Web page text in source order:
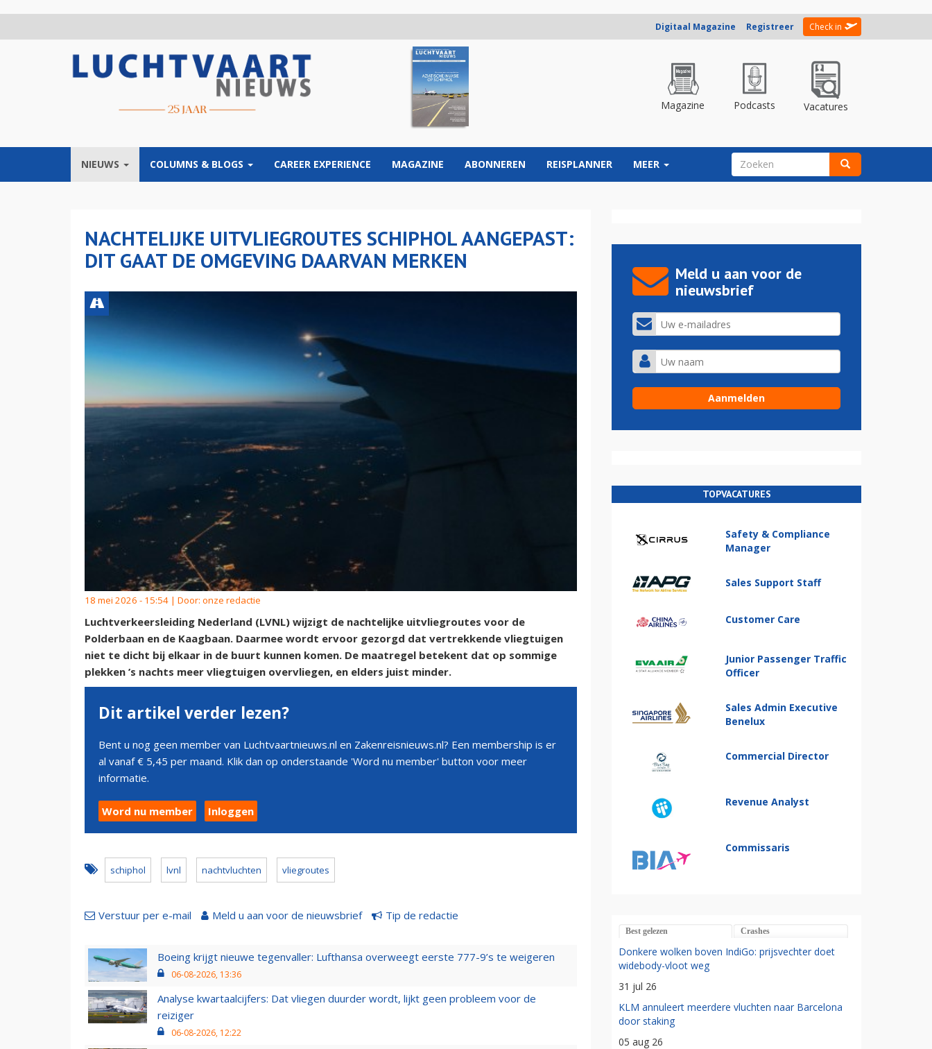
Digitaal Magazine Registreer Check in
Magazine Podcasts Vacatures
NIEUWS COLUMNS & BLOGS CAREER EXPERIENCE MAGAZINE ABONNEREN REISPLANNER MEER ZOEKVELD
NACHTELIJKE UITVLIEGROUTES SCHIPHOL AANGEPAST:
DIT GAAT DE OMGEVING DAARVAN MERKEN
18 mei 2026 - 15:54 | Door: onze redactie
Luchtverkeersleiding Nederland (LVNL) wijzigt de nachtelijke uitvliegroutes voor de
Polderbaan en de Kaagbaan. Daarmee wordt ervoor gezorgd dat vertrekkende vliegtuigen
niet te dicht bij elkaar in de buurt kunnen komen. De maatregel betekent dat op sommige
plekken ’s nachts meer vliegtuigen overvliegen, en elders juist minder.
Dit artikel verder lezen?
Bent u nog geen member van Luchtvaartnieuws.nl en Zakenreisnieuws.nl? Een membership is er
al vanaf € 5,45 per maand. Klik dan op onderstaande 'Word nu member' button voor meer
informatie.
Word nu member Inloggen
schiphol lvnl nachtvluchten vliegroutes
Verstuur per e-mail Meld u aan voor de nieuwsbrief Tip de redactie
Boeing krijgt nieuwe tegenvaller: Lufthansa overweegt eerste 777-9’s te weigeren
06-08-2026, 13:36
Analyse kwartaalcijfers: Dat vliegen duurder wordt, lijkt geen probleem voor de
reiziger
06-08-2026, 12:22
Meld u aan voor de
nieuwsbrief
TOPVACATURES
Safety & Compliance
Manager
Sales Support Staff
Customer Care
Junior Passenger Traffic
Officer
Sales Admin Executive
Benelux
Commercial Director
Revenue Analyst
Commissaris
Best gelezen Crashes
Donkere wolken boven IndiGo: prijsvechter doet
widebody-vloot weg
31 jul 26
KLM annuleert meerdere vluchten naar Barcelona
door staking
05 aug 26